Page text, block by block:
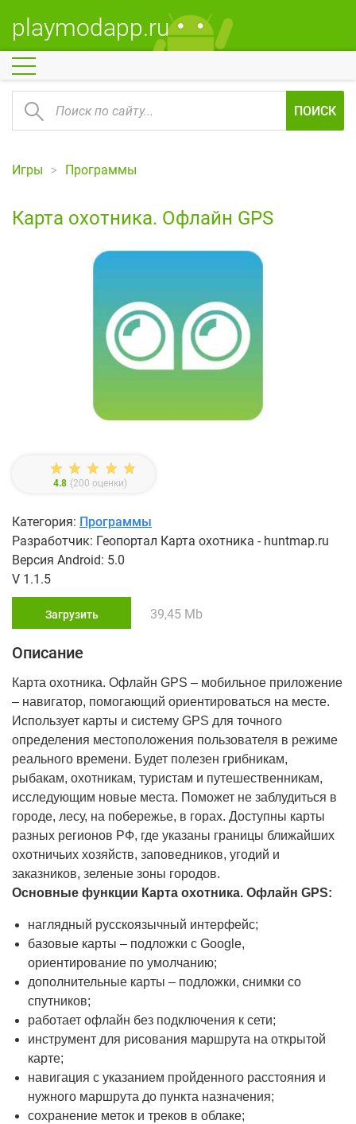
playmodapp.ru
ПОИСК
Игры Программы
Карта охотника. Офлайн GPS
4.8 (200 оценки)
Категория: Программы
Разработчик: Геопортал Карта охотника - huntmap.ru
Версия Android: 5.0
V 1.1.5
Загрузить 39,45 Mb
Описание
Карта охотника. Офлайн GPS – мобильное приложение
– навигатор, помогающий ориентироваться на месте.
Использует карты и систему GPS для точного
определения местоположения пользователя в режиме
реального времени. Будет полезен грибникам,
рыбакам, охотникам, туристам и путешественникам,
исследующим новые места. Поможет не заблудиться в
городе, лесу, на побережье, в горах. Доступны карты
разных регионов РФ, где указаны границы ближайших
охотничьих хозяйств, заповедников, угодий и
заказников, зеленые зоны городов.
Основные функции Карта охотника. Офлайн GPS:
наглядный русскоязычный интерфейс;
базовые карты – подложки с Google,
ориентирование по умолчанию;
дополнительные карты – подложки, снимки со
спутников;
работает офлайн без подключения к сети;
инструмент для рисования маршрута на открытой
карте;
навигация с указанием пройденного расстояния и
нужного маршрута до пункта назначения;
сохранение меток и треков в облаке;